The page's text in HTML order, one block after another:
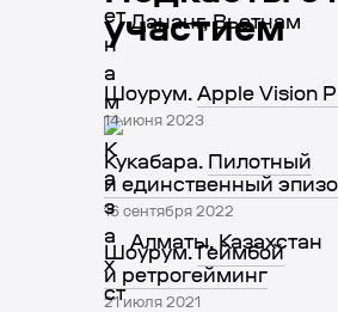
Дананг, Вьетнам
Алматы, Казахстан
участием
Шоурум.Apple Vision
14 июня 2023
Кукабара. Пилотный
и единственный
16 сентября 2022
Шоурум.Геймбой
и ретрогейминг
21 июля 2021